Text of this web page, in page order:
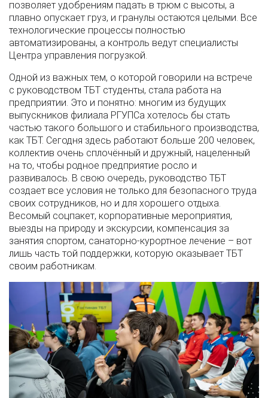
позволяет удобрениям падать в трюм с высоты, а
плавно опускает груз, и гранулы остаются целыми. Все
технологические процессы полностью
автоматизированы, а контроль ведут специалисты
Центра управления погрузкой.
Одной из важных тем, о которой говорили на встрече
с руководством ТБТ студенты, стала работа на
предприятии. Это и понятно: многим из будущих
выпускников филиала РГУПСа хотелось бы стать
частью такого большого и стабильного производства,
как ТБТ. Сегодня здесь работают больше 200 человек,
коллектив очень сплочённый и дружный, нацеленный
на то, чтобы родное предприятие росло и
развивалось. В свою очередь, руководство ТБТ
создает все условия не только для безопасного труда
своих сотрудников, но и для хорошего отдыха.
Весомый соцпакет, корпоративные мероприятия,
выезды на природу и экскурсии, компенсация за
занятия спортом, санаторно-курортное лечение – вот
лишь часть той поддержки, которую оказывает ТБТ
своим работникам.